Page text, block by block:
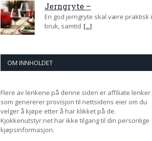
Jerngryte –
En god jerngryte skal være praktisk i
bruk, samtid [...]
OM INNHOLDET
Flere av lenkene på denne siden er affiliate lenker
som genererer provisjon til nettsidens eier om du
velger å kjøpe etter å har klikket på de.
Kjokkenutstyr.net har ikke tilgang til din personlige
kjøpsinformasjon.